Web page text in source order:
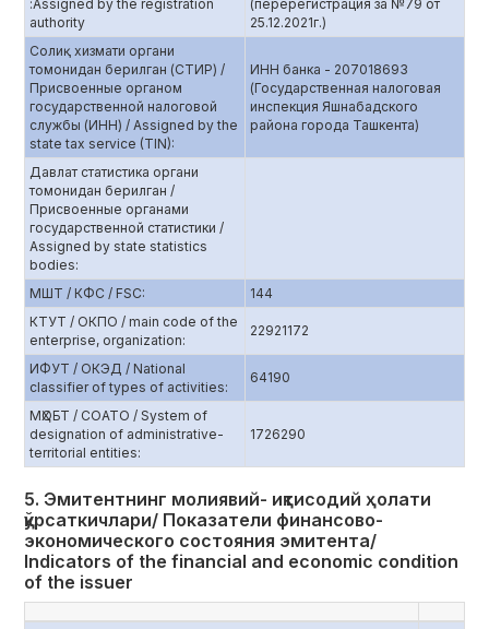
:Assigned by the registration
authority
(перерегистрация за №79 от
25.12.2021г.)
Солиқ хизмати органи
томонидан берилган (СТИР) /
Присвоенные органом
государственной налоговой
службы (ИНН) / Assigned by the
state tax service (TIN):
ИНН банка - 207018693
(Государственная налоговая
инспекция Яшнабадского
района города Ташкента)
Давлат статистика органи
томонидан берилган /
Присвоенные органами
государственной статистики /
Assigned by state statistics
bodies:
МШТ / КФС / FSC:
144
КТУТ / ОКПО / main code of the
enterprise, organization:
22921172
ИФУТ / ОКЭД / National
classifier of types of activities:
64190
МҲОБТ / СОАТО / System of
designation of administrative-
territorial entities:
1726290
5. Эмитентнинг молиявий- иқтисодий ҳолати
қўрсаткичлари/ Показатели финансово-
экономического состояния эмитента/
Indicators of the financial and economic condition
of the issuer